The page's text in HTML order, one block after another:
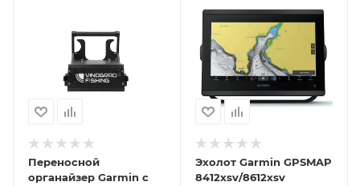
Переносной
органайзер Garmin с
Эхолот Garmin GPSMAP
8412xsv/8612xsv